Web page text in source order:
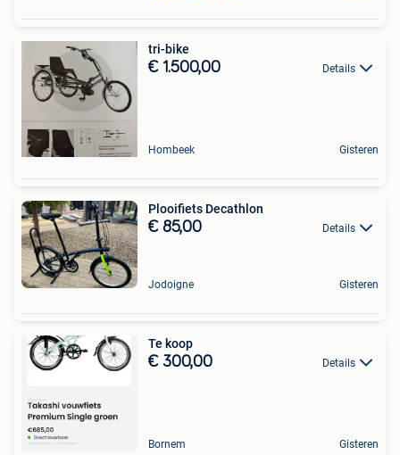
tri-bike
€ 1.500,00 Details
Hombeek Gisteren
Plooifiets Decathlon
€ 85,00 Details
Jodoigne Gisteren
Te koop
€ 300,00 Details
Bornem Gisteren